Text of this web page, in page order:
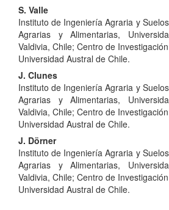
S. Valle
Instituto de Ingeniería Agraria y
Agrarias y Alimentarias,
Valdivia, Chile; Centro de
Universidad Austral de Chile.
J. Clunes
Instituto de Ingeniería Agraria y
Agrarias y Alimentarias,
Valdivia, Chile; Centro de
Universidad Austral de Chile.
J. Dörner
Instituto de Ingeniería Agraria y
Agrarias y Alimentarias,
Valdivia, Chile; Centro de
Universidad Austral de Chile.